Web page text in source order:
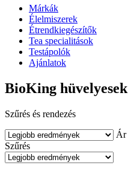
Márkák
Élelmiszerek
Étrendkiegészítők
Tea specialitások
Testápolók
Ajánlatok
BioKing hüvelyesek
Szűrés és rendezés
Ár
Szűrés